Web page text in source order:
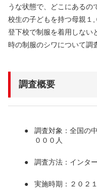
うな状態で、どこにあるの
校生の子どもを持つ母親１,
登下校で制服を着用しない
時の制服のシワについて調
調査概要
調査対象：全国の
０００人
調査方法：インタ
実施時期：２０２